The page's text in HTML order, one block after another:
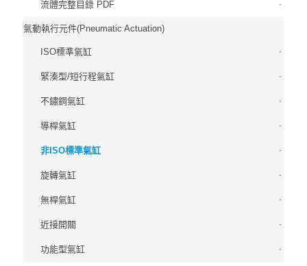
流體完整目錄 PDF
氣動執行元件(Pneumatic Actuation)
ISO標準氣缸
緊湊型/短行程氣缸
不鏽鋼氣缸
導桿氣缸
非ISO標準氣缸
旋轉氣缸
無桿氣缸
近接開關
功能型氣缸